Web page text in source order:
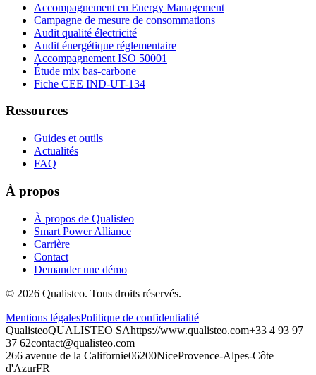
Accompagnement en Energy Management
Campagne de mesure de consommations
Audit qualité électricité
Audit énergétique réglementaire
Accompagnement ISO 50001
Étude mix bas-carbone
Fiche CEE IND-UT-134
Ressources
Guides et outils
Actualités
FAQ
À propos
À propos de Qualisteo
Smart Power Alliance
Carrière
Contact
Demander une démo
© 2026 Qualisteo. Tous droits réservés.
Mentions légalesPolitique de confidentialité
QualisteoQUALISTEO SAhttps://www.qualisteo.com+33 4 93 97
37 62contact@qualisteo.com
266 avenue de la Californie06200NiceProvence-Alpes-Côte
d'AzurFR